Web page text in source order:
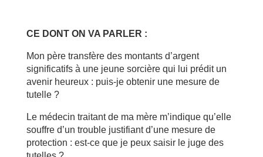
CE DONT ON VA PARLER :
Mon père transfère des montants d’argent
significatifs à une jeune sorcière qui lui prédit un
avenir heureux : puis-je obtenir une mesure de
tutelle ?
Le médecin traitant de ma mère m’indique qu’elle
souffre d’un trouble justifiant d’une mesure de
protection : est-ce que je peux saisir le juge des